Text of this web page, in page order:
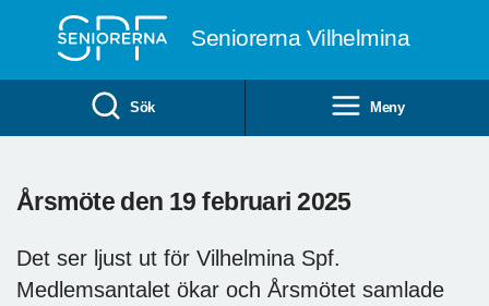
Seniorerna Vilhelmina
Sök Meny
Årsmöte den 19 februari 2025
Det ser ljust ut för Vilhelmina Spf.
Medlemsantalet ökar och Årsmötet samlade